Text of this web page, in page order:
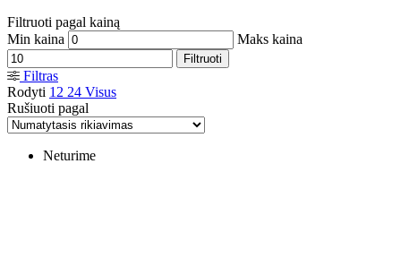
Filtruoti pagal kainą
Min kaina
Maks kaina
Filtruoti
Filtras
Rodyti 12 24 Visus
Rušiuoti pagal
Neturime